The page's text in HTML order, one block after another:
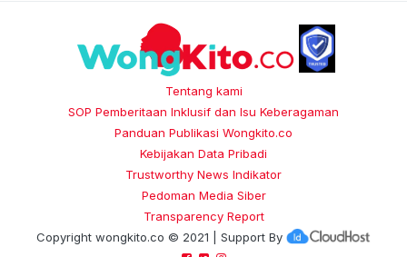
Tentang kami
SOP Pemberitaan Inklusif dan Isu Keberagaman
Panduan Publikasi Wongkito.co
Kebijakan Data Pribadi
Trustworthy News Indikator
Pedoman Media Siber
Transparency Report
Copyright wongkito.co © 2021 | Support By